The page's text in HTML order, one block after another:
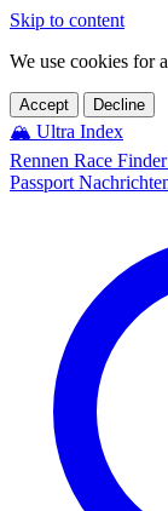
Skip to content
We use cookies for
Accept Decline
🏔️ Ultra Index
Rennen Race Finder
Passport